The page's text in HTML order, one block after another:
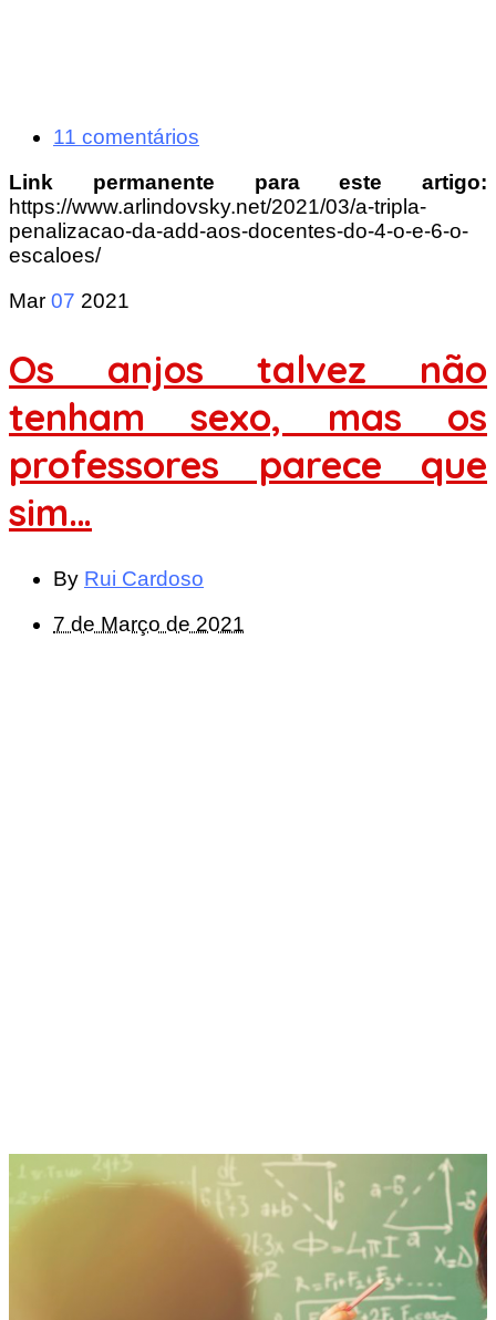
11 comentários
Link permanente para este artigo:
https://www.arlindovsky.net/2021/03/a-tripla-
penalizacao-da-add-aos-docentes-do-4-o-e-6-o-
escaloes/
Mar 07 2021
Os anjos talvez não
tenham sexo, mas os
professores parece que
sim…
By Rui Cardoso
7 de Março de 2021